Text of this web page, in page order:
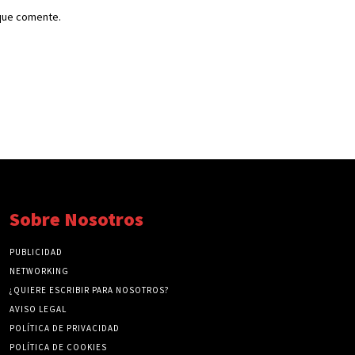
comente.
Sobre Nosotros
PUBLICIDAD
NETWORKING
¿QUIERE ESCRIBIR PARA NOSOTROS?
AVISO LEGAL
POLÍTICA DE PRIVACIDAD
POLÍTICA DE COOKIES